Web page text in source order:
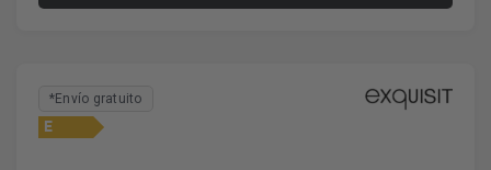
*Envío gratuito
E